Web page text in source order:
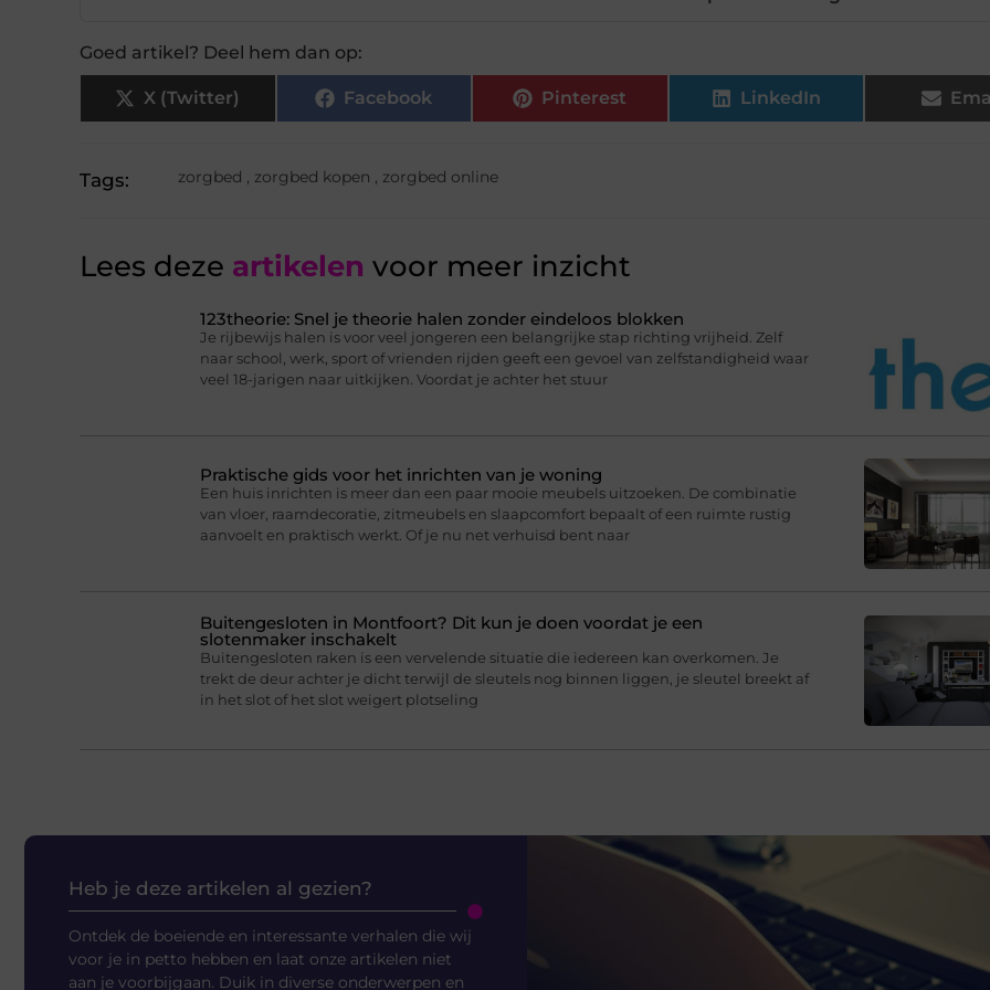
Goed artikel? Deel hem dan op:
X (Twitter) Facebook Pinterest LinkedIn
Tags: zorgbed , zorgbed kopen , zorgbed online
Lees deze artikelen voor meer inzicht
123theorie: Snel je theorie halen zonder eindeloos blokken
Je rijbewijs halen is voor veel jongeren een belangrijke stap richting vrijheid. Zelf
naar school, werk, sport of vrienden rijden geeft een gevoel van zelfstandigheid waar
veel 18-jarigen naar uitkijken. Voordat je achter het stuur
Praktische gids voor het inrichten van je woning
Een huis inrichten is meer dan een paar mooie meubels uitzoeken. De combinatie
van vloer, raamdecoratie, zitmeubels en slaapcomfort bepaalt of een ruimte rustig
aanvoelt en praktisch werkt. Of je nu net verhuisd bent naar
Buitengesloten in Montfoort? Dit kun je doen voordat je een
slotenmaker inschakelt
Buitengesloten raken is een vervelende situatie die iedereen kan overkomen. Je
trekt de deur achter je dicht terwijl de sleutels nog binnen liggen, je sleutel breekt af
in het slot of het slot weigert plotseling
Heb je deze artikelen al gezien?
Ontdek de boeiende en interessante verhalen die wij
voor je in petto hebben en laat onze artikelen niet
aan je voorbijgaan. Duik in diverse onderwerpen en